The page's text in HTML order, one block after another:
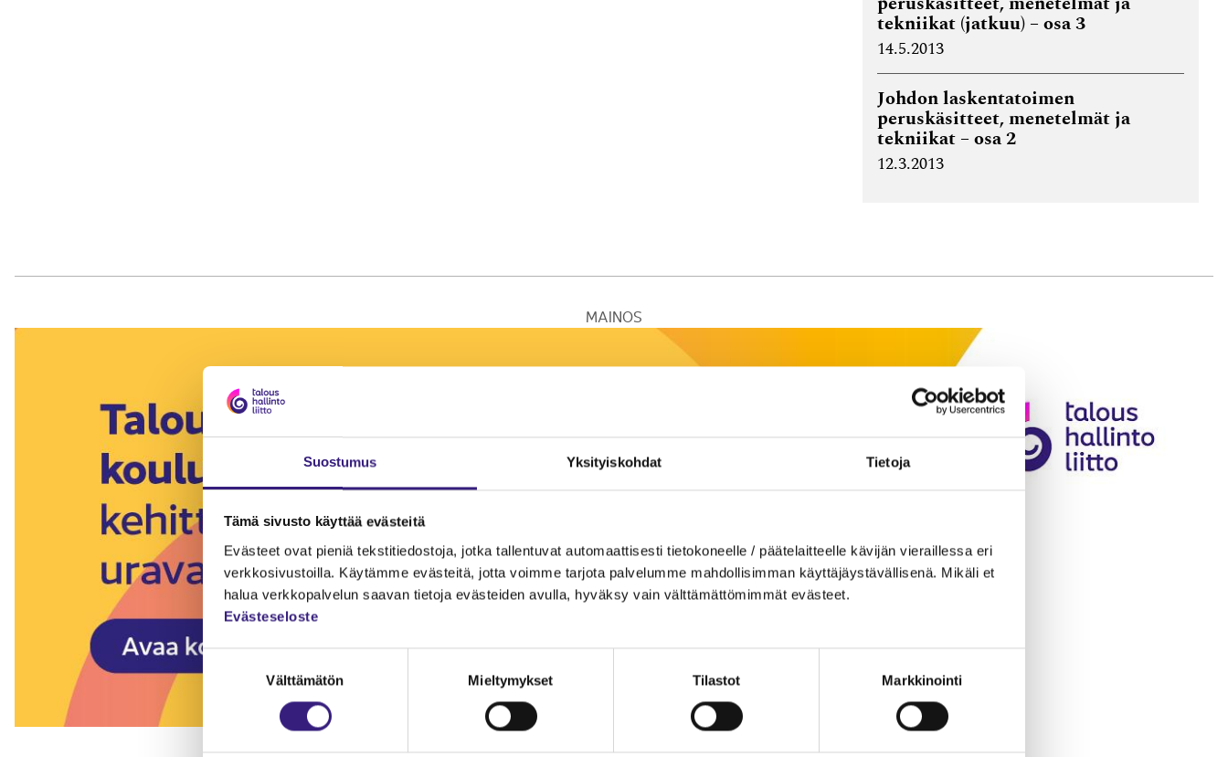
Suostumus Yksityiskohdat Tietoja
Tämä sivusto käyttää evästeitä
Evästeet ovat pieniä tekstitiedostoja, jotka tallentuvat automaattisesti tietokoneelle / päätelaitteelle kävijän vieraillessa eri
verkkosivustoilla. Käytämme evästeitä, jotta voimme tarjota palvelumme mahdollisimman käyttäjäystävällisenä. Mikäli et
halua verkkopalvelun saavan tietoja evästeiden avulla, hyväksy vain välttämättömimmät evästeet.
Evästeseloste
Suostumuksen
Välttämätön Mieltymykset Tilastot Markkinointi
tekniikat (jatkuu) – osa 3
14.5.2013
Johdon laskentatoimen
peruskäsitteet, menetelmät ja
tekniikat – osa 2
12.3.2013
MAINOS